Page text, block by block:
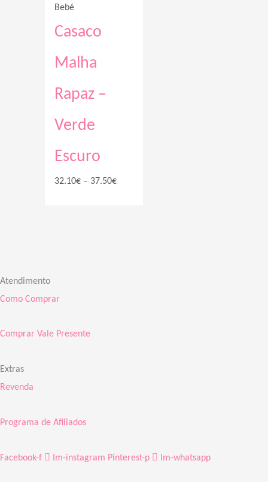
Bebé
Casaco
Malha
Rapaz –
Verde
Escuro
32.10€ – 37.50€
Atendimento
Como Comprar
Comprar Vale Presente
Extras
Revenda
Programa de Afiliados
Facebook-f Im-instagram Pinterest-p Im-whatsapp